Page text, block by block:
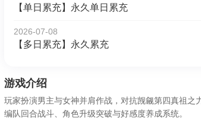
【单日累充】永久单日累充
2026-07-08
【多日累充】永久累充
游戏介绍
玩家扮演男主与女神并肩作战，对抗觊觎第四真祖之
编队回合战斗、角色升级突破与好感度养成系统。